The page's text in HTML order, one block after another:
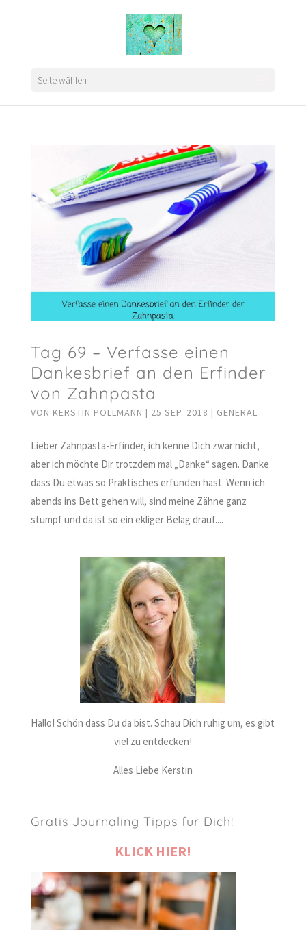
Seite wählen
Tag 69 – Verfasse einen
Dankesbrief an den Erfinder
von Zahnpasta
VON KERSTIN POLLMANN | 25 SEP. 2018 | GENERAL
Lieber Zahnpasta-Erfinder, ich kenne Dich zwar nicht,
aber ich möchte Dir trotzdem mal „Danke“ sagen. Danke
dass Du etwas so Praktisches erfunden hast. Wenn ich
abends ins Bett gehen will, sind meine Zähne ganz
stumpf und da ist so ein ekliger Belag drauf....
Hallo! Schön dass Du da bist. Schau Dich ruhig um, es gibt
viel zu entdecken!
Alles Liebe Kerstin
Gratis Journaling Tipps für Dich!
KLICK HIER!